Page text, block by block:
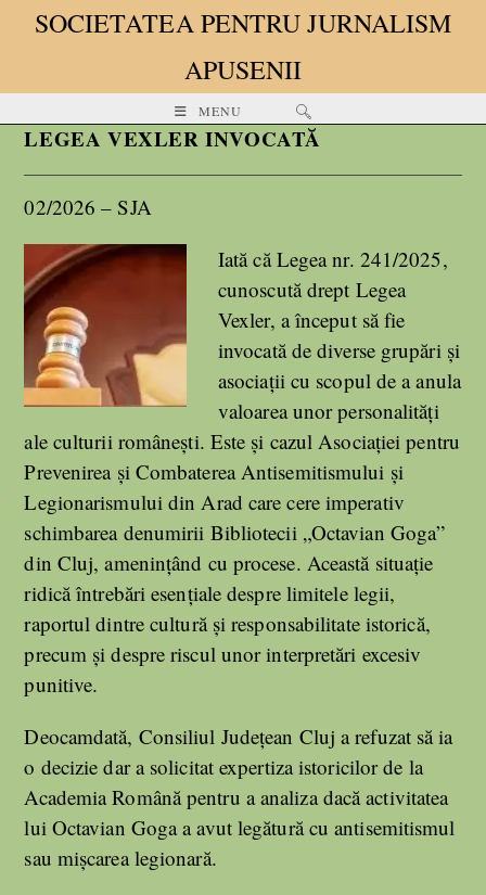
SOCIETATEA PENTRU JURNALISM
APUSENII
MENU
LEGEA VEXLER INVOCATĂ
02/2026 – SJA
Iată că Legea nr. 241/2025,
cunoscută drept Legea
Vexler, a început să fie
invocată de diverse grupări și
asociații cu scopul de a anula
valoarea unor personalități
ale culturii românești. Este și cazul Asociației pentru
Prevenirea și Combaterea Antisemitismului și
Legionarismului din Arad care cere imperativ
schimbarea denumirii Bibliotecii „Octavian Goga”
din Cluj, amenințând cu procese. Această situație
ridică întrebări esențiale despre limitele legii,
raportul dintre cultură și responsabilitate istorică,
precum și despre riscul unor interpretări excesiv
punitive.
Deocamdată, Consiliul Județean Cluj a refuzat să ia
o decizie dar a solicitat expertiza istoricilor de la
Academia Română pentru a analiza dacă activitatea
lui Octavian Goga a avut legătură cu antisemitismul
sau mișcarea legionară.